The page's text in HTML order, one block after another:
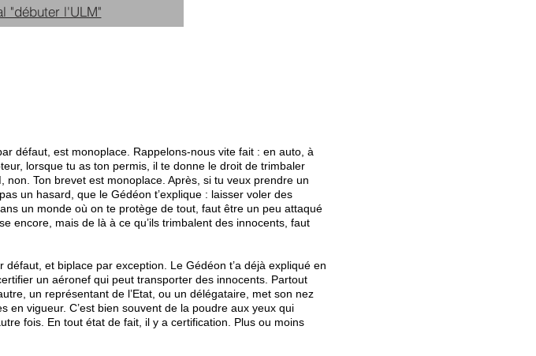
"débuter l'ULM"
défaut, est monoplace. Rappelons-nous vite fait : en auto, à
lorsque tu as ton permis, il te donne le droit de trimbaler
Ton brevet est monoplace. Après, si tu veux prendre un
un hasard, que le Gédéon t’explique : laisser voler des
un monde où on te protège de tout, faut être un peu attaqué
encore, mais de là à ce qu’ils trimbalent des innocents, faut
et biplace par exception. Le Gédéon t’a déjà expliqué en
un aéronef qui peut transporter des innocents. Partout
un représentant de l’Etat, ou un délégataire, met son nez
vigueur. C’est bien souvent de la poudre aux yeux qui
fois. En tout état de fait, il y a certification. Plus ou moins